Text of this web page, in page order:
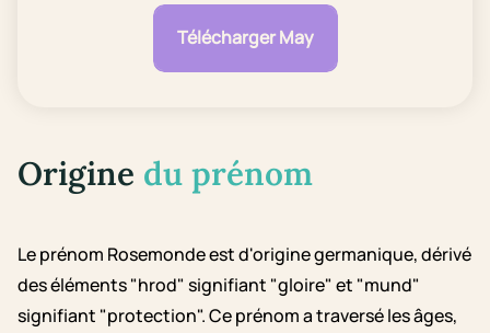
Télécharger May
Origine du prénom
Le prénom Rosemonde est d'origine germanique, dérivé
des éléments "hrod" signifiant "gloire" et "mund"
signifiant "protection". Ce prénom a traversé les âges,